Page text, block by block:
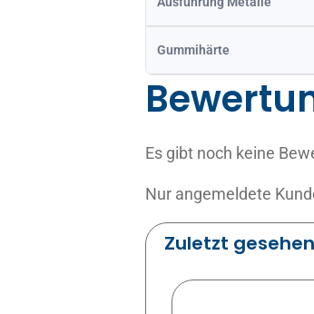
Gummihärte
Es gibt noch keine
Nur angemeldete
Zuletzt gesehen